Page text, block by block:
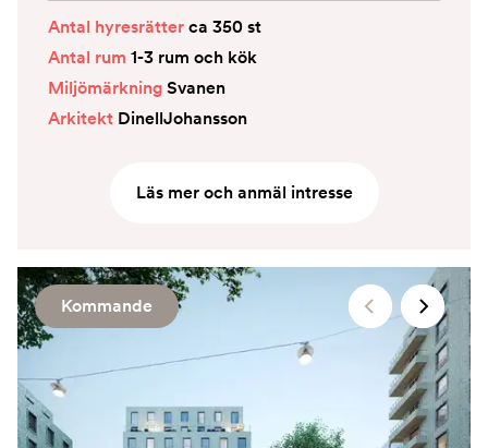
Antal hyresrätterca 350 st
Antal rum 1-3 rum och kök
MiljömärkningSvanen
Arkitekt DinellJohansson
Läs mer och anmäl intresse
Kommande